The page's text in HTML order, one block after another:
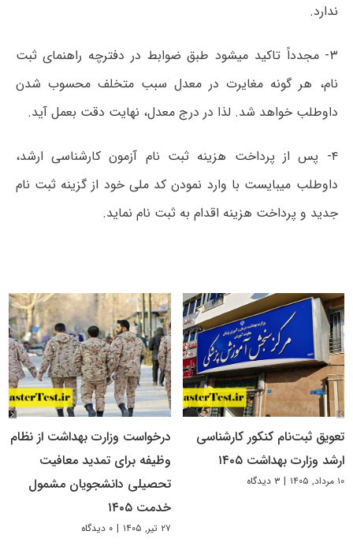
ندارد.
۳- مجدداً تاکید میشود طبق ضوابط در دفترچه راھنمای ثبت
نام، ھر گونه مغایرت در معدل سبب متخلف محسوب شدن
داوطلب خواھد شد. لذا در درج معدل، نھایت دقت بعمل آید.
۴- پس از پرداخت ھزینه ثبت نام آزمون کارشناسی ارشد،
داوطلب میبایست با وارد نمودن کد ملی خود از گزینه ثبت نام
جدید و پرداخت ھزینه اقدام به ثبت نام نماید.
تعویق ثبت‌نام کنکور کارشناسی
ارشد وزارت بهداشت ۱۴۰۵
۱۰ مرداد, ۱۴۰۵ | ۳ دیدگاه
درخواست وزارت بهداشت از نظام
وظیفه برای تمدید معافیت
تحصیلی دانشجویان مشمول
خدمت ۱۴۰۵
۲۷ تیر, ۱۴۰۵ | ۰ دیدگاه